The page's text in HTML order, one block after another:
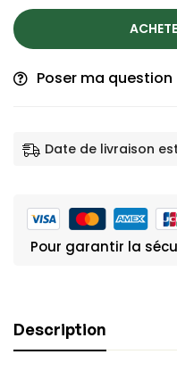
Poser ma question
Date de livraison
Pour garantir la
Description